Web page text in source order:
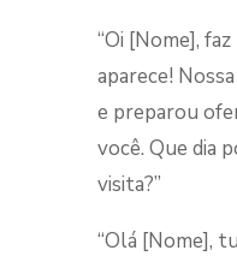
“Oi [Nome],
aparece!
e preparou
você. Que dia
visita?”
“Olá [Nome],